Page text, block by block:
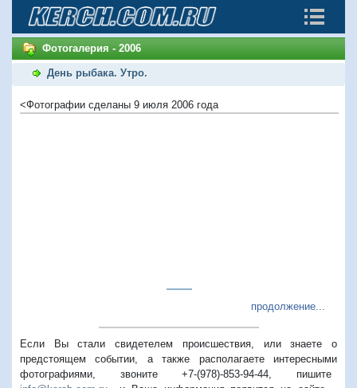
Фотогалерия - 2006
День рыбака. Утро.
<Фотографии сделаны 9 июля 2006 года
продолжение...
Если Вы стали свидетелем происшествия, или знаете о
предстоящем событии, а также располагаете интересными
фотографиями, звоните +7-(978)-853-94-44, пишите